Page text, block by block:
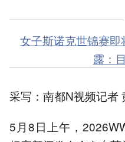
女子斯诺克世锦赛
露：
采写：南都N视频记者
5月8日上午，